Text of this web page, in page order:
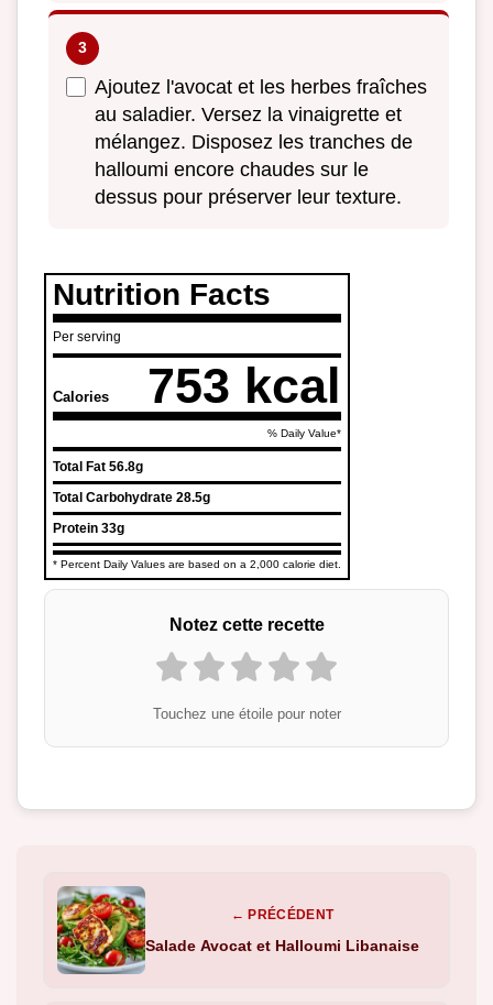
Ajoutez l'avocat et les herbes fraîches
au saladier. Versez la vinaigrette et
mélangez. Disposez les tranches de
halloumi encore chaudes sur le
dessus pour préserver leur texture.
Nutrition Facts
Per serving
Calories 753 kcal
% Daily Value*
Total Fat 56.8g
Total Carbohydrate 28.5g
Protein 33g
* Percent Daily Values are based on a 2,000 calorie diet.
Notez cette recette
Touchez une étoile pour noter
← PRÉCÉDENT
Salade Avocat et Halloumi Libanaise